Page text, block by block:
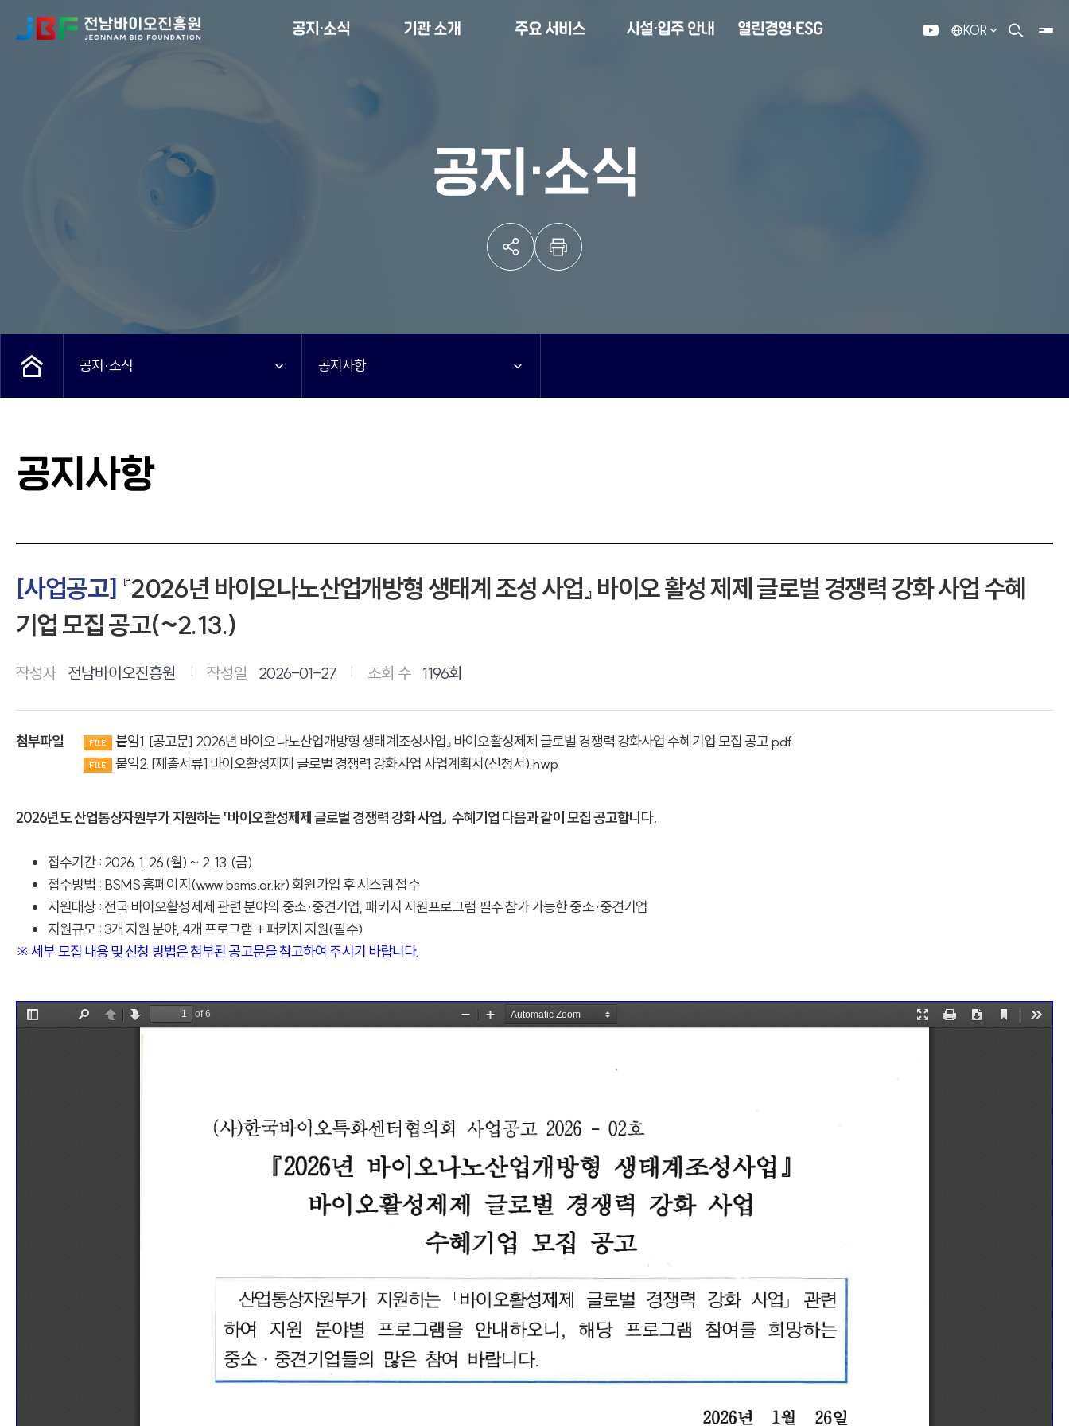
유튜브
KOR
검색 열기
공지·소식 기관 소개 주요 서비스 시설·입주 안내 열린경영·ESG
공지·소식
공지·소식 공지사항
공지사항
[사업공고] 『2026년 바이오나노산업개방형 생태계 조성 사업』 바이오 활성 제제 글로벌 경쟁력 강화 사업 수혜
기업 모집 공고(~2.13.)
작성자 전남바이오진흥원 작성일 2026-01-27 조회 수 1196회
첨부파일
붙임1. [공고문] 2026년 바이오나노산업개방형 생태계조성사업』 바이오활성제제 글로벌 경쟁력 강화사업 수혜기업 모집 공고.pdf
붙임2. [제출서류] 바이오활성제제 글로벌 경쟁력 강화사업 사업계획서(신청서).hwp
2026년도 산업통상자원부가 지원하는 「바이오활성제제 글로벌 경쟁력 강화 사업」 수혜기업 다음과 같이 모집 공고합니다.
접수기간 : 2026. 1. 26.(월) ~ 2. 13. (금)
접수방법 : BSMS 홈페이지(www.bsms.or.kr) 회원가입 후 시스템 접수
지원대상 : 전국 바이오활성제제 관련 분야의 중소·중견기업, 패키지 지원프로그램 필수 참가 가능한 중소·중견기업
지원규모 : 3개 지원 분야, 4개 프로그램 + 패키지 지원(필수)
※ 세부 모집 내용 및 신청 방법은 첨부된 공고문을 참고하여 주시기 바랍니다.